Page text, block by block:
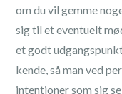
om du vil gemme
sig til et eventuelt
et godt
kende, så man ved
intentioner som sig